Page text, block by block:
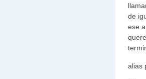
de
ese
alias